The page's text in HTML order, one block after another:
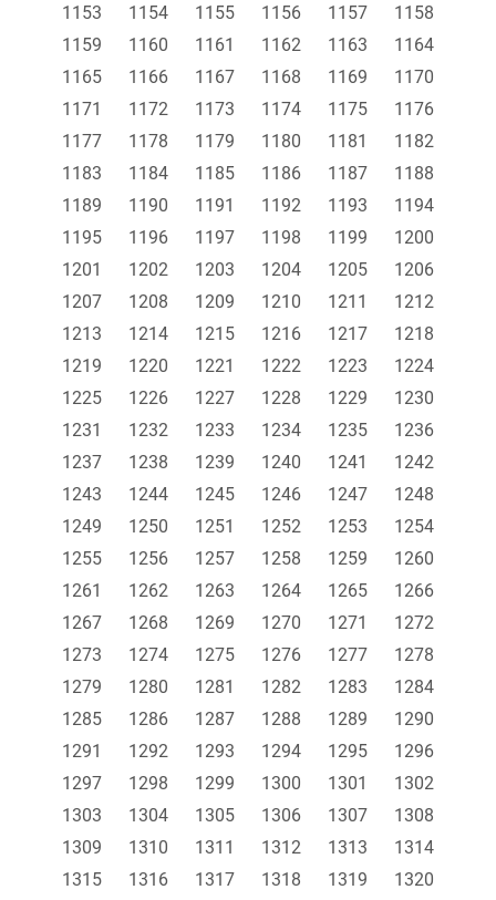
1153 1154 1155 1156 1157
1158
1159
1160 1161 1162 1163
1164
1165
1166 1167 1168 1169
1170
1171
1172 1173 1174 1175
1176
1177
1178 1179 1180 1181
1182
1183
1184 1185 1186 1187
1188
1189
1190 1191 1192 1193
1194
1195
1196 1197 1198 1199
1200
1201
1202 1203 1204 1205
1206
1207
1208 1209 1210 1211
1212
1213
1214 1215 1216 1217
1218
1219
1220 1221 1222 1223
1224
1225
1226 1227 1228 1229
1230
1231
1232 1233 1234 1235
1236
1237
1238 1239 1240 1241
1242
1243
1244 1245 1246 1247
1248
1249
1250 1251 1252 1253
1254
1255
1256 1257 1258 1259
1260
1261
1262 1263 1264 1265
1266
1267
1268 1269 1270 1271
1272
1273
1274 1275 1276 1277
1278
1279
1280 1281 1282 1283
1284
1285
1286 1287 1288 1289
1290
1291
1292 1293 1294 1295
1296
1297
1298 1299 1300 1301
1302
1303
1304 1305 1306 1307
1308
1309
1310 1311 1312 1313
1314
1315
1316 1317 1318 1319
1320